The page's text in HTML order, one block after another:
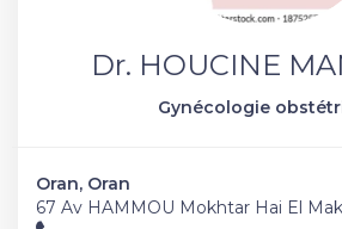
Dr. HOUCINE
Gynécologie
Oran, Oran
67 Av HAMMOU Mokhtar Hai El